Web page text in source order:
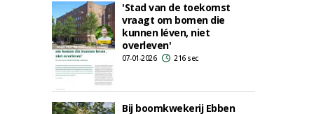
'Stad van de toekomst
vraagt om bomen die
kunnen léven, niet
overleven'
07-01-2026 216 sec
Bij boomkwekerij Ebben